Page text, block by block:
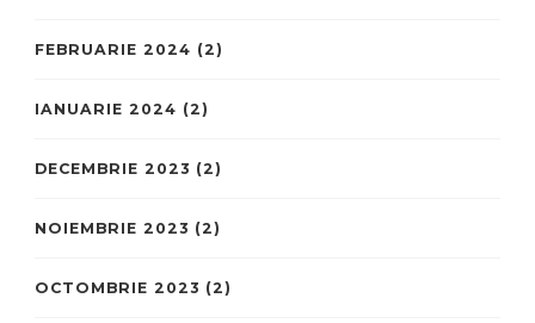
FEBRUARIE 2024 (2)
IANUARIE 2024 (2)
DECEMBRIE 2023 (2)
NOIEMBRIE 2023 (2)
OCTOMBRIE 2023 (2)